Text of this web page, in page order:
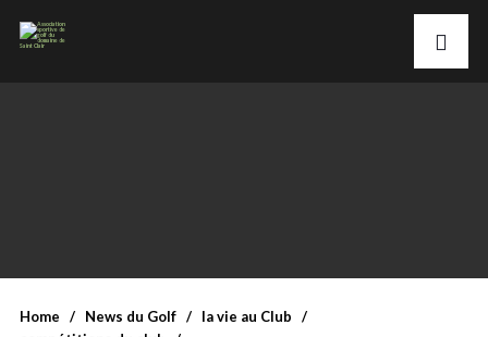
Home News du Golf
la vie au Club